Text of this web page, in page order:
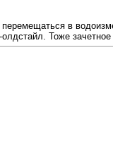
в
Тоже